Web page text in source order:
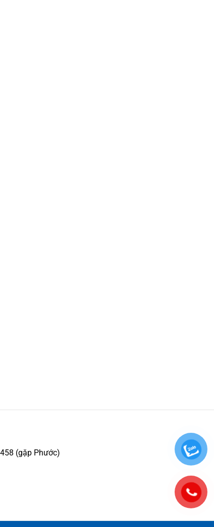
(gặp Phước)